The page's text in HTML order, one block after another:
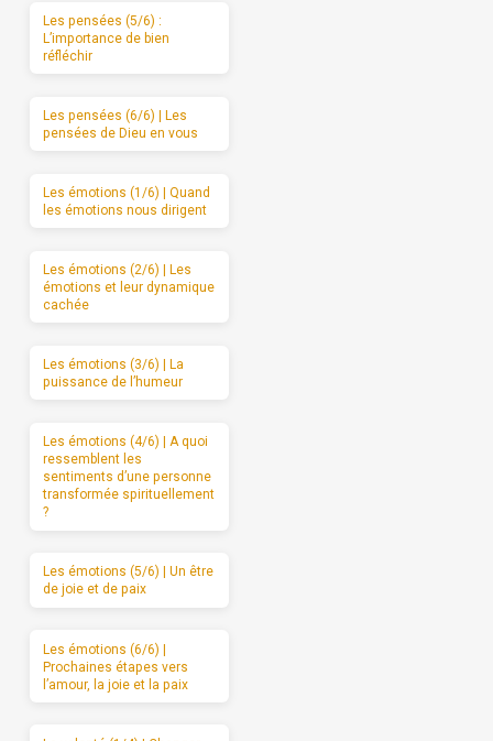
Les pensées (5/6) :
L’importance de bien
réfléchir
Les pensées (6/6) | Les
pensées de Dieu en vous
Les émotions (1/6) | Quand
les émotions nous dirigent
Les émotions (2/6) | Les
émotions et leur dynamique
cachée
Les émotions (3/6) | La
puissance de l’humeur
Les émotions (4/6) | A quoi
ressemblent les
sentiments d’une personne
transformée spirituellement
?
Les émotions (5/6) | Un être
de joie et de paix
Les émotions (6/6) |
Prochaines étapes vers
l’amour, la joie et la paix